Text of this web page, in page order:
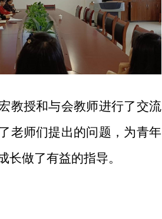
教授和与会教师进行了交流
老师们提出的问题，为青年
长做了有益的指导。